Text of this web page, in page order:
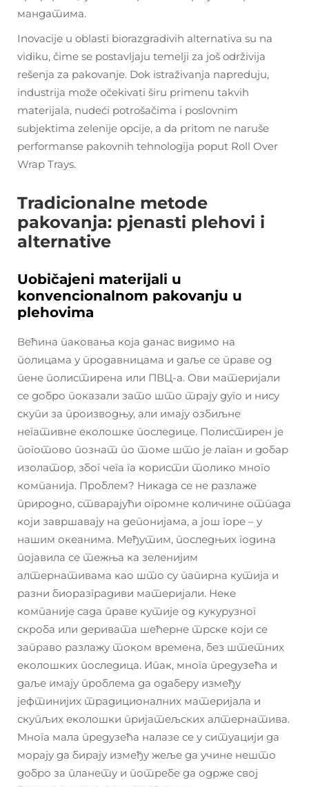
мандатима.
Inovacije u oblasti biorazgradivih alternativa su na
vidiku, čime se postavljaju temelji za još održivija
rešenja za pakovanje. Dok istraživanja napreduju,
industrija može očekivati širu primenu takvih
materijala, nudeći potrošačima i poslovnim
subjektima zelenije opcije, a da pritom ne naruše
performanse pakovnih tehnologija poput Roll Over
Wrap Trays.
Tradicionalne metode
pakovanja: pjenasti plehovi i
alternative
Uobičajeni materijali u
konvencionalnom pakovanju u
plehovima
Већина паковања која данас видимо на
полицама у продавницама и даље се праве од
пене полистирена или ПВЦ-а. Ови материјали
се добро показали зато што трају дуго и нису
скупи за производњу, али имају озбиљне
негативне еколошке последице. Полистирен је
поготово познат по томе што је лаган и добар
изолатор, због чега га користи толико много
компанија. Проблем? Никада се не разлаже
природно, стварајући огромне количине отпада
који завршавају на депонијама, а још горе – у
нашим океанима. Међутим, последњих година
појавила се тежња ка зеленијим
алтернативама као што су папирна кутија и
разни биоразградиви материјали. Неке
компаније сада праве кутије од кукурузног
скроба или деривата шећерне трске који се
заправо разлажу током времена, без штетних
еколошких последица. Ипак, многа предузећа и
даље имају проблема да одаберу између
јефтинијих традиционалних материјала и
скупљих еколошки пријатељских алтернатива.
Многа мала предузећа налазе се у ситуацији да
морају да бирају између жеље да учине нешто
добро за планету и потребе да одрже свој